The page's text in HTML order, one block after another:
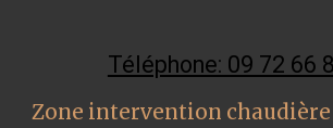
Téléphone: 09 72 66
Zone intervention chaudière